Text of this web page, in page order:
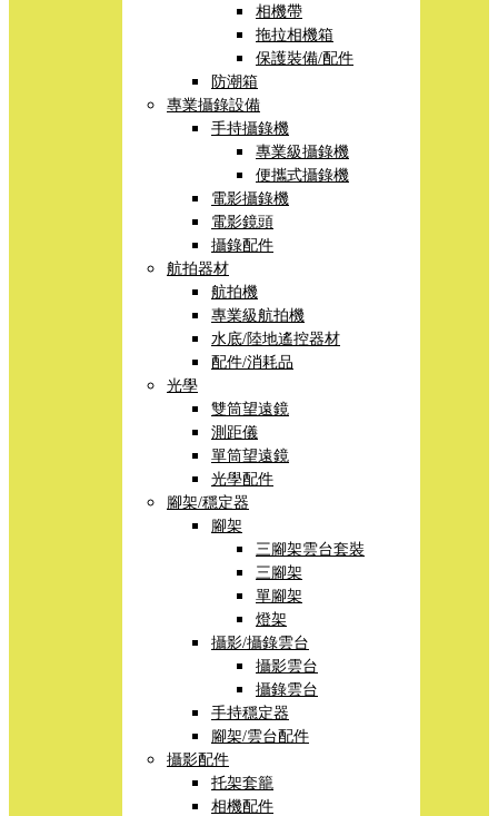
相機帶
拖拉相機箱
保護裝備/配件
防潮箱
專業攝錄設備
手持攝錄機
專業級攝錄機
便攜式攝錄機
電影攝錄機
電影鏡頭
攝錄配件
航拍器材
航拍機
專業級航拍機
水底/陸地遙控器材
配件/消耗品
光學
雙筒望遠鏡
測距儀
單筒望遠鏡
光學配件
腳架/穩定器
腳架
三腳架雲台套裝
三腳架
單腳架
燈架
攝影/攝錄雲台
攝影雲台
攝錄雲台
手持穩定器
腳架/雲台配件
攝影配件
托架套籠
相機配件